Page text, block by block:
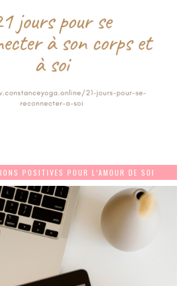
POSITIVES POUR L’AMOUR DE SOI